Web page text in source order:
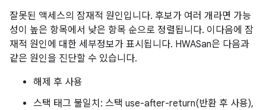
잘못된 액세스의 잠재적 원인입니다. 후보가 여러 개라면 가능
성이 높은 항목에서 낮은 항목 순으로 정렬됩니다. 이다음에 잠
재적 원인에 대한 세부정보가 표시됩니다. HWASan은 다음과
같은 원인을 진단할 수 있습니다.
해제 후 사용
스택 태그 불일치: 스택 use-after-return(반환 후 사용),